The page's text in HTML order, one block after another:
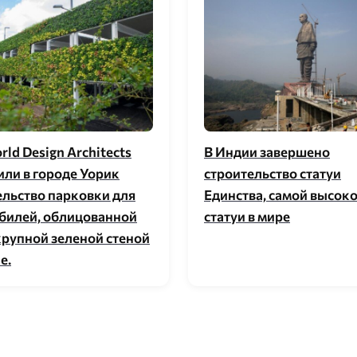
Design Architects
в городе Уорик
парковки для
облицованной
зеленой стеной
В Индии завершено
строительство статуи
Единства, самой
статуи в мире